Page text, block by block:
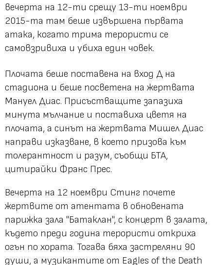
вечерта на 12-ти срещу 13-ти ноември
2015-та там беше извършена първата
атака, когато трима терористи се
самовзривиха и убиха един човек.
Плочата беше поставена на вход Д на
стадиона и беше посветена на жертвата
Мануел Диас. Присъстващите запазиха
минута мълчание и поставиха цветя на
плочата, а синът на жертвата Мишел Диас
направи изказване, в което призова към
толерантност и разум, съобщи БТА,
цитирайки Франс Прес.
Вечерта на 12 ноември Стинг почете
жертвите от атентата в обновената
парижка зала "Батаклан", с концерт в залата,
където преди година терористи откриха
огън по хората. Toгава бяха застреляни 90
души, а музикантите от Eagles of the Death